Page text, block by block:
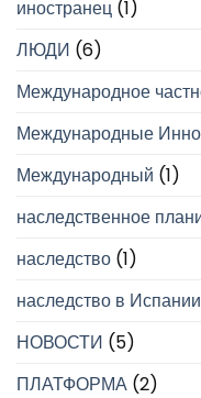
иностранец (1)
ЛЮДИ (6)
Международное
Международные
Международный (1)
наследственное
наследство (1)
наследство в Испании
НОВОСТИ (5)
ПЛАТФОРМА (2)